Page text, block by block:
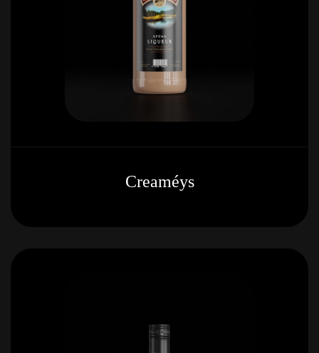
Creaméys